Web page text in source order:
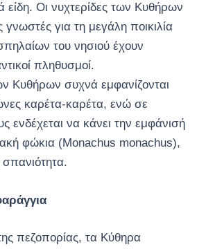
είδη. Οι νυχτερίδες των Κυθήρων
γνωστές για τη μεγάλη ποικιλία
του νησιού έχουν
πληθυσμοί.
Κυθήρων συχνά εμφανίζονται
καρέτα-καρέτα, ενώ σε
ενδέχεται να κάνει την εμφάνισή
φώκια (Monachus monachus),
πεζοπορίας, τα Κύθηρα